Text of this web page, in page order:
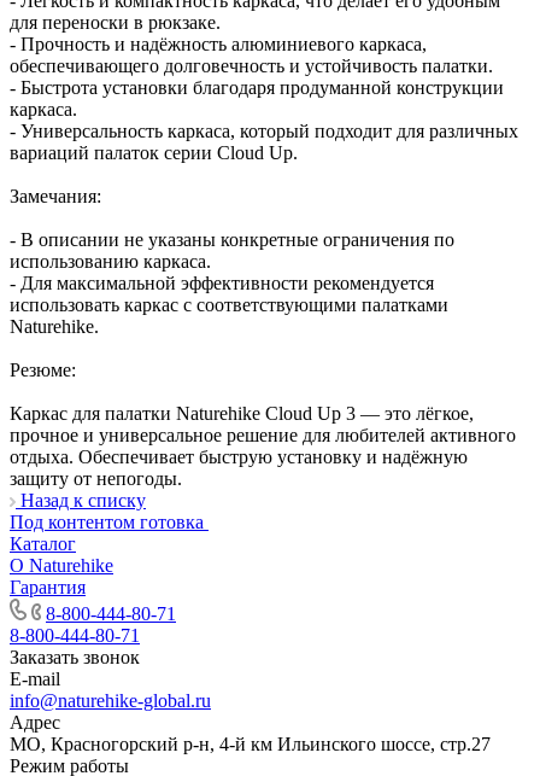
для переноски в рюкзаке.
- Прочность и надёжность алюминиевого каркаса,
обеспечивающего долговечность и устойчивость палатки.
- Быстрота установки благодаря продуманной конструкции
каркаса.
- Универсальность каркаса, который подходит для различных
вариаций палаток серии Cloud Up.
Замечания:
- В описании не указаны конкретные ограничения по
использованию каркаса.
- Для максимальной эффективности рекомендуется
использовать каркас с соответствующими палатками
Naturehike.
Резюме:
Каркас для палатки Naturehike Cloud Up 3 — это лёгкое,
прочное и универсальное решение для любителей активного
отдыха. Обеспечивает быструю установку и надёжную
защиту от непогоды.
Назад к списку
Под контентом готовка
Каталог
О Naturehike
Гарантия
8-800-444-80-71
8-800-444-80-71
Заказать звонок
E-mail
info@naturehike-global.ru
Адрес
МО, Красногорский р-н, 4-й км Ильинского шоссе, стр.27
Режим работы